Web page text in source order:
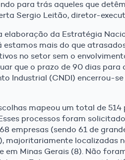
para trás aqueles que
Sergio Leitão, diretor-
elaboração da Estratégia
estamos mais do que
no setor sem o
que o prazo de 90 dias
Industrial (CNDI) encerrou-
mapeou um total de
processos foram
empresas (sendo 61 de
majoritariamente localizadas
em Minas Gerais (8). Não